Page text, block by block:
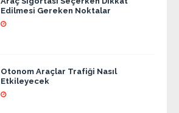
Edilmesi Gereken Noktalar
Otonom Araçlar Trafiği Nasıl
Etkileyecek